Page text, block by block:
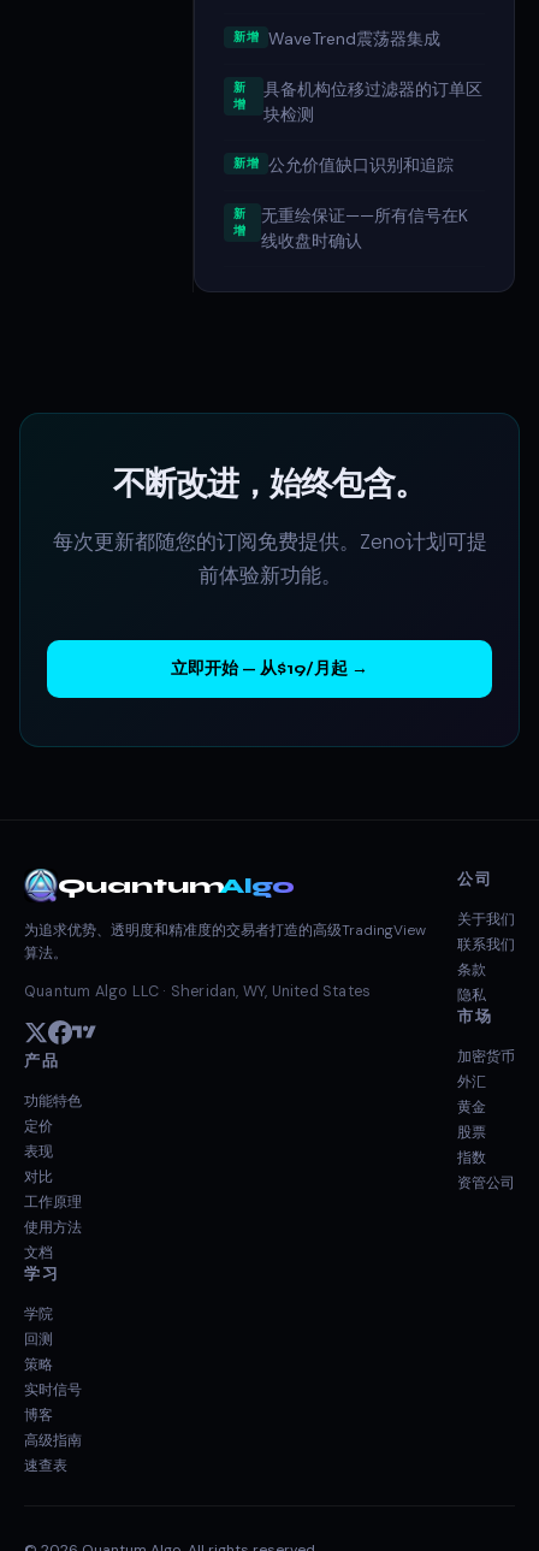
新增 WaveTrend震荡器集成
新
增
具备机构位移过滤器的订单区
块检测
新增 公允价值缺口识别和追踪
新
增
无重绘保证——所有信号在K
线收盘时确认
不断改进，始终包含。
每次更新都随您的订阅免费提供。Zeno计划可提
前体验新功能。
立即开始 — 从$19/月起 →
QuantumAlgo
为追求优势、透明度和精准度的交易者打造的高级TradingView
算法。
Quantum Algo LLC · Sheridan, WY, United States
产品
功能特色
定价
表现
对比
工作原理
使用方法
文档
学习
学院
回测
策略
实时信号
博客
高级指南
速查表
公司
关于我们
联系我们
条款
隐私
市场
加密货币
外汇
黄金
股票
指数
资管公司